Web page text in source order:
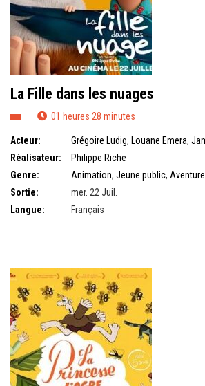
La Fille dans les nuages
01 heures 28 minutes
Acteur: Grégoire Ludig, Louane Emera,
Réalisateur:
Philippe Riche
Genre:
Animation, Jeune public, Aventure
Sortie:
mer. 22 Juil.
Langue:
Français